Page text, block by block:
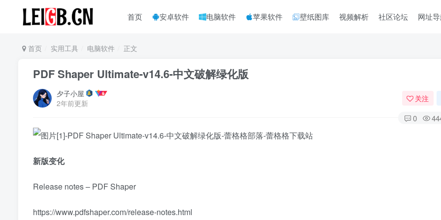
首页 安卓软件 电脑软件 苹果软件 壁纸图库 视频解析 社区论坛 网址
首页 实用工具 电脑软件 正文
PDF Shaper Ultimate-v14.6-中文破解绿化版
夕子小屋
2年前更新
关注
0
新版变化
Release notes – PDF Shaper
https://www.pdfshaper.com/release-notes.html